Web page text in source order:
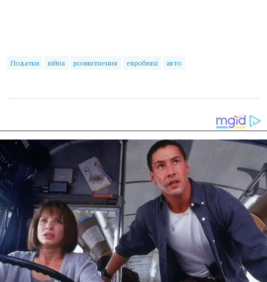
Податки війна розмитнення евробляхі авто